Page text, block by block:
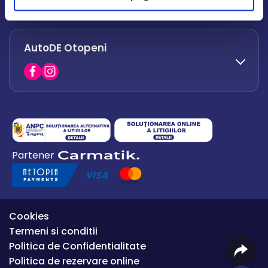
office.afumati@autode.ro
0730 063 852
0730 063 851
AutoDE Otopeni
0754 649 360
office.premium@autode.ro
Partener
Cookies
Termeni si conditii
Politica de Confidentialitate
Politica de rezervare online